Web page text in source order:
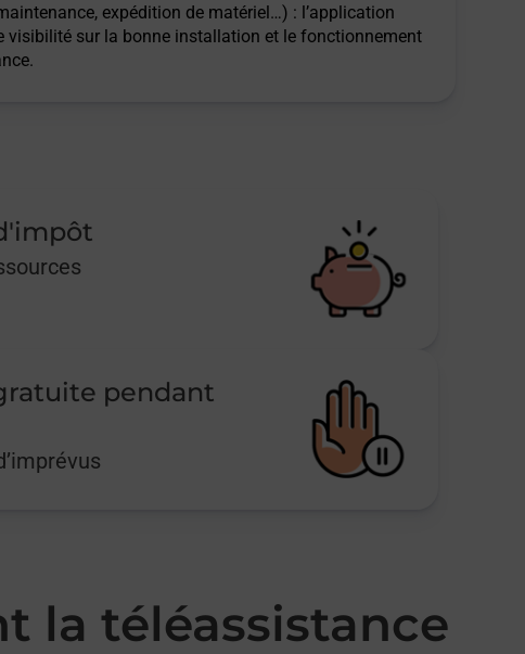
expédition de matériel…) : l’application
visibilité sur la bonne installation et le fonctionnement
pendant
la téléassistance